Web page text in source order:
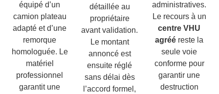
équipé d’un
camion plateau
adapté et d’une
remorque
homologuée. Le
matériel
professionnel
garantit une
détaillée au
propriétaire
avant validation.
Le montant
annoncé est
ensuite réglé
sans délai dès
l’accord formel,
administratives.
Le recours à un
centre VHU
agréé reste la
seule voie
conforme pour
garantir une
destruction